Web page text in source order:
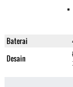
Baterai
Desain